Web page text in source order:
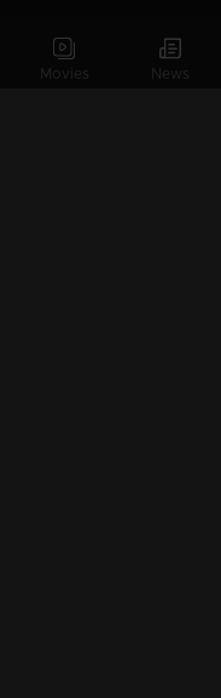
Movies News